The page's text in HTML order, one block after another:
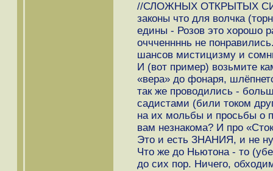
//СЛОЖНЫХ ОТКРЫТЫХ
законы что для волчка
едины - Розов это хорошо
оччченнннь не
шансов мистицизму и
И (вот пример) возьмите
«вера» до фонаря,
так же проводились -
садистами (били током
на их мольбы и просьбы о
вам незнакома? И про
Это и есть ЗНАНИЯ, и не
Что же до Ньютона - то
до сих пор. Ничего,